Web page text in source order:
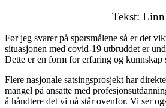
Tekst:
Før jeg svarer på spørsmålene så er det
situasjonen med covid-19 utbruddet er
Dette er en form for erfaring og kunnskap
Flere nasjonale satsingsprosjekt har
mangel på ansatte med
å håndtere det vi nå står ovenfor. Vi ser